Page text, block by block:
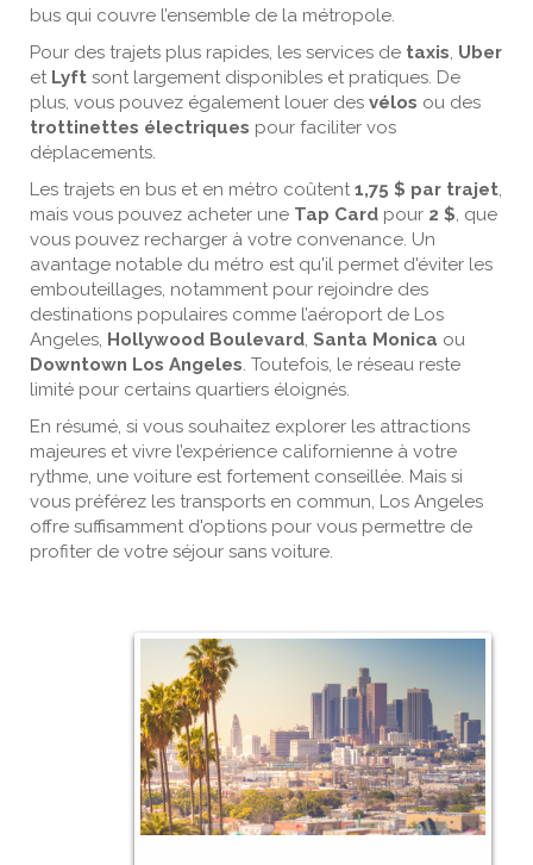
bus qui couvre l’ensemble de la métropole.
Pour des trajets plus rapides, les services de taxis Uber
et Lyft sont largement disponibles et pratiques. De
plus, vous pouvez également louer des vélos ou des
trottinettes électriques pour faciliter vos
déplacements.
Les trajets en bus et en métro coûtent 1,75 $ par trajet
mais vous pouvez acheter une Tap Card pour 2 $ , que
vous pouvez recharger à votre convenance. Un
avantage notable du métro est qu'il permet d'éviter les
embouteillages, notamment pour rejoindre des
destinations populaires comme l’aéroport de Los
Angeles, Hollywood Boulevard Santa Monica ou
Downtown Los Angeles . Toutefois, le réseau reste
limité pour certains quartiers éloignés.
En résumé, si vous souhaitez explorer les attractions
majeures et vivre l’expérience californienne à votre
rythme, une voiture est fortement conseillée. Mais si
vous préférez les transports en commun, Los Angeles
offre suffisamment d'options pour vous permettre de
profiter de votre séjour sans voiture.